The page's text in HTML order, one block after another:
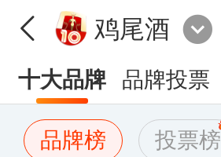
鸡尾酒
十大品牌 品牌投票
品牌榜 投票榜